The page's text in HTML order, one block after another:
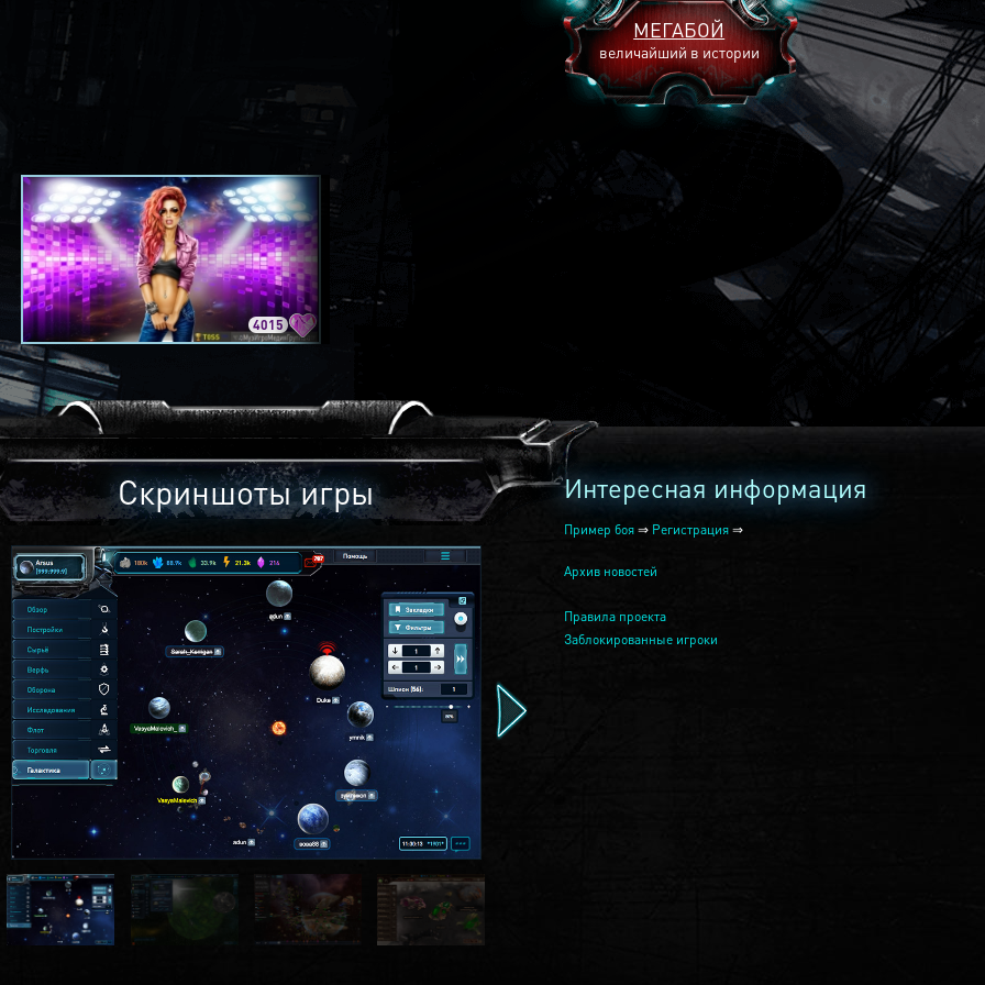
МЕГАБОЙ
величайший в истории
4015 2240
Скриншоты игры Интересная информация
Пример боя ⇒ Регистрация ⇒
Архив новостей
Правила проекта
Заблокированные игроки